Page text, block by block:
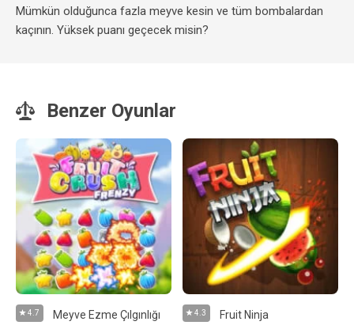
Mümkün olduğunca fazla meyve kesin ve tüm bombalardan
kaçının. Yüksek puanı geçecek misin?
Benzer Oyunlar
4.7 Meyve Ezme Çılgınlığı 4.3 Fruit Ninja